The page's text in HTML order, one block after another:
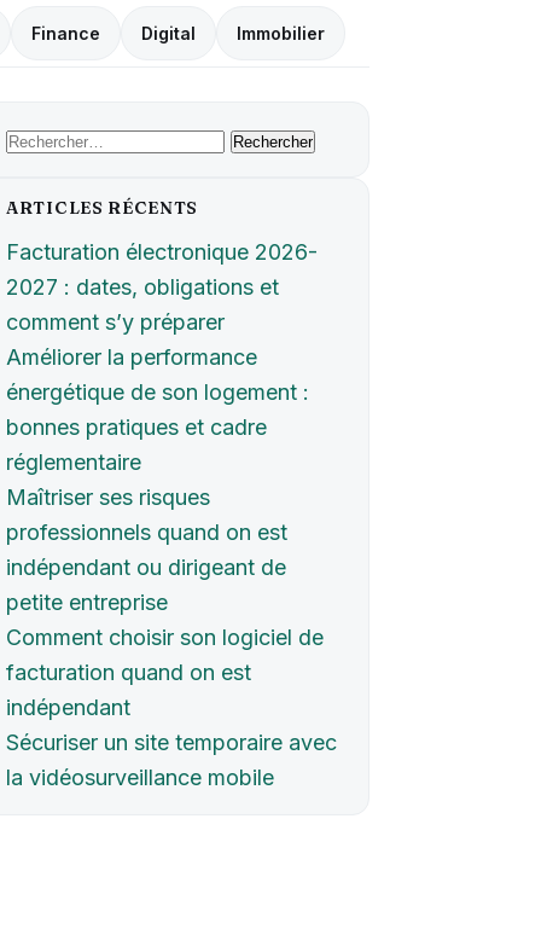
Finance Digital Immobilier
Rechercher :
ARTICLES RÉCENTS
Facturation électronique 2026-
2027 : dates, obligations et
comment s’y préparer
Améliorer la performance
énergétique de son logement :
bonnes pratiques et cadre
réglementaire
Maîtriser ses risques
professionnels quand on est
indépendant ou dirigeant de
petite entreprise
Comment choisir son logiciel de
facturation quand on est
indépendant
Sécuriser un site temporaire avec
la vidéosurveillance mobile